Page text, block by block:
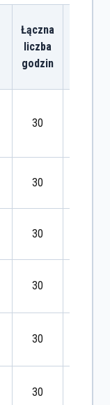
Łączna
liczba
godzin
30
30
30
30
30
30